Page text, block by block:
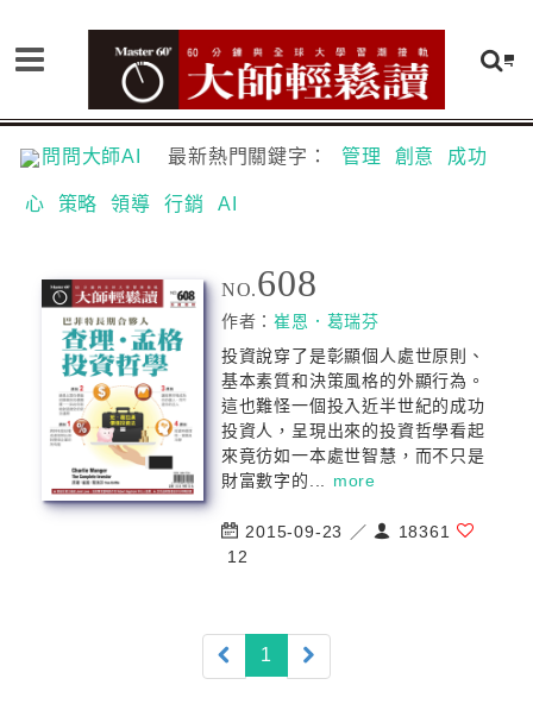
問問大師AI 最新熱門關鍵字： 管理 創意 成功
心 策略 領導 行銷 AI
NO.608
作者：崔恩．葛瑞芬
投資說穿了是彰顯個人處世原則、
基本素質和決策風格的外顯行為。
這也難怪一個投入近半世紀的成功
投資人，呈現出來的投資哲學看起
來竟彷如一本處世智慧，而不只是
財富數字的... more
2015-09-23 ／
18361
12
1 (current)